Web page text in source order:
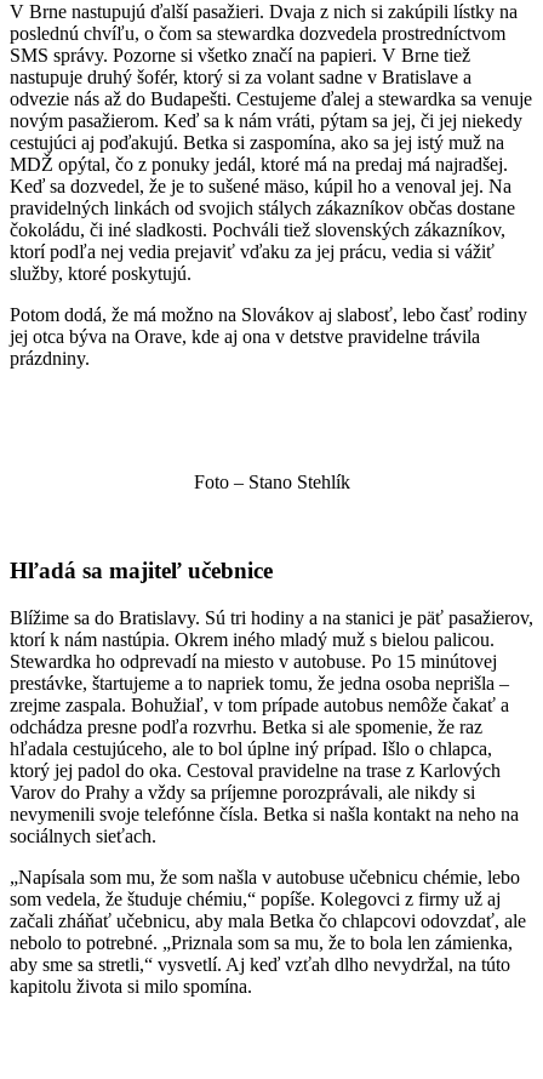
V Brne nastupujú ďalší pasažieri. Dvaja z nich si zakúpili lístky na
poslednú chvíľu, o čom sa stewardka dozvedela prostredníctvom
SMS správy. Pozorne si všetko značí na papieri. V Brne tiež
nastupuje druhý šofér, ktorý si za volant sadne v Bratislave a
odvezie nás až do Budapešti. Cestujeme ďalej a stewardka sa venuje
novým pasažierom. Keď sa k nám vráti, pýtam sa jej, či jej niekedy
cestujúci aj poďakujú. Betka si zaspomína, ako sa jej istý muž na
MDŽ opýtal, čo z ponuky jedál, ktoré má na predaj má najradšej.
Keď sa dozvedel, že je to sušené mäso, kúpil ho a venoval jej. Na
pravidelných linkách od svojich stálych zákazníkov občas dostane
čokoládu, či iné sladkosti. Pochváli tiež slovenských zákazníkov,
ktorí podľa nej vedia prejaviť vďaku za jej prácu, vedia si vážiť
služby, ktoré poskytujú.
Potom dodá, že má možno na Slovákov aj slabosť, lebo časť rodiny
jej otca býva na Orave, kde aj ona v detstve pravidelne trávila
prázdniny.
Foto – Stano Stehlík
Hľadá sa majiteľ učebnice
Blížime sa do Bratislavy. Sú tri hodiny a na stanici je päť pasažierov,
ktorí k nám nastúpia. Okrem iného mladý muž s bielou palicou.
Stewardka ho odprevadí na miesto v autobuse. Po 15 minútovej
prestávke, štartujeme a to napriek tomu, že jedna osoba neprišla –
zrejme zaspala. Bohužiaľ, v tom prípade autobus nemôže čakať a
odchádza presne podľa rozvrhu. Betka si ale spomenie, že raz
hľadala cestujúceho, ale to bol úplne iný prípad. Išlo o chlapca,
ktorý jej padol do oka. Cestoval pravidelne na trase z Karlových
Varov do Prahy a vždy sa príjemne porozprávali, ale nikdy si
nevymenili svoje telefónne čísla. Betka si našla kontakt na neho na
sociálnych sieťach.
„Napísala som mu, že som našla v autobuse učebnicu chémie, lebo
som vedela, že študuje chémiu,“ popíše. Kolegovci z firmy už aj
začali zháňať učebnicu, aby mala Betka čo chlapcovi odovzdať, ale
nebolo to potrebné. „Priznala som sa mu, že to bola len zámienka,
aby sme sa stretli,“ vysvetlí. Aj keď vzťah dlho nevydržal, na túto
kapitolu života si milo spomína.